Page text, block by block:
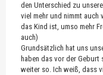
den Unterschied zu
viel mehr und nimmt auch
das Kind ist, umso mehr
auch)
Grundsätzlich hat uns
haben das vor der Geburt
weiter so. Ich weiß, dass